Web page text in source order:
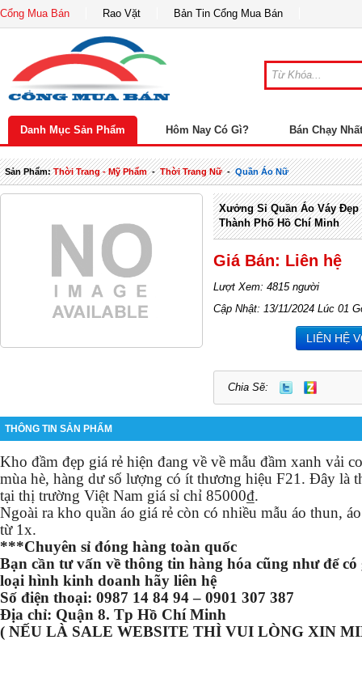
Cổng Mua Bán Rao Vặt Bản Tin Cổng Mua Bán
Danh Mục Sản Phẩm Hôm Nay Có Gì? Bán Chạy Nhất
Sản Phẩm:Thời Trang - Mỹ Phẩm-Thời Trang Nữ-Quần Áo Nữ
Xưởng Sỉ Quần Áo Váy Đẹp
Thành Phố Hồ Chí Minh
Giá Bán: Liên hệ
Lượt Xem: 4815 người
Cập Nhật: 13/11/2024 Lúc 01
LIÊN HỆ
Chia Sẽ:
THÔNG TIN SẢN PHẨM
Kho đầm đẹp giá rẻ hiện đang về về mẫu đầm xanh vải
mùa hè, hàng dư số lượng có ít thương hiệu F21. Đây là
tại thị trường Việt Nam giá sỉ chỉ 85000₫.
Ngoài ra kho quần áo giá rẻ còn có nhiều mẫu áo thun,
từ 1x.
***Chuyên sỉ đóng hàng toàn quốc
Bạn cần tư vấn về thông tin hàng hóa cũng như để có
loại hình kinh doanh hãy liên hệ
Số điện thoại: 0987 14 84 94 – 0901 307 387
Địa chỉ: Quận 8. Tp Hồ Chí Minh
( NẾU LÀ SALE WEBSITE THÌ VUI LÒNG XIN